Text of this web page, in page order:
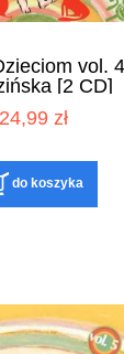
vol.
[2 CD]
24,99 zł
do koszyka